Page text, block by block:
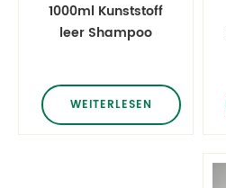
1000ml Kunststoff
leer Shampoo
Pump Flasche
WEITERLESEN